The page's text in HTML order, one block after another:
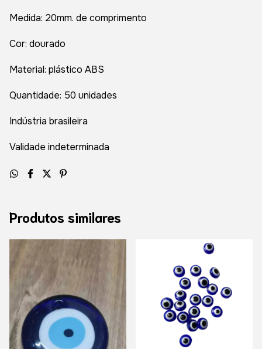
Medida: 20mm. de comprimento
Cor: dourado
Material: plástico ABS
Quantidade: 50 unidades
Indústria brasileira
Validade indeterminada
Produtos similares